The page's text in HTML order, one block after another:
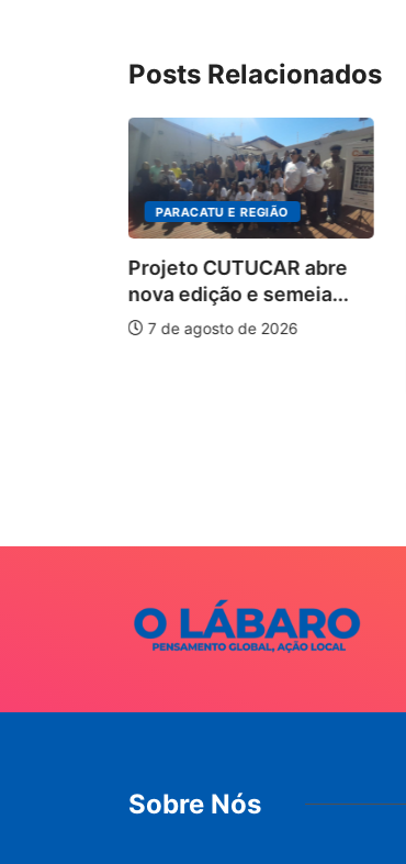
Posts Relacionados
PARACATU E REGIÃO
Projeto CUTUCAR abre
nova edição e semeia...
7 de agosto de 2026
Sobre Nós